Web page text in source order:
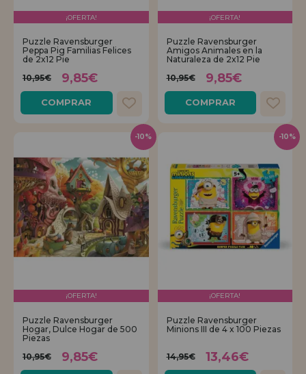
¡OFERTA!
Puzzle Ravensburger
Peppa Pig Familias Felices
de 2x12 Pie
10,95€
9,85€
COMPRAR
¡OFERTA!
Puzzle Ravensburger
Amigos Animales en la
Naturaleza de 2x12 Pie
10,95€
9,85€
COMPRAR
¡OFERTA!
Puzzle Ravensburger
Hogar, Dulce Hogar de 500
Piezas
10,95€
9,85€
-10%
¡OFERTA!
Puzzle Ravensburger
Minions III de 4 x 100 Piezas
14,95€ 13,46€
-10%